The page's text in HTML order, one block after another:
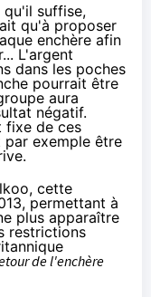
suffise,
qu'à proposer
enchère afin
L'argent
dans les poches
pourrait être
aura
négatif.
fixe de ces
par exemple être
cette
, permettant à
plus apparaître
restrictions
de l'enchère